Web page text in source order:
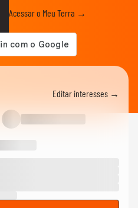
Acessar o Meu Terra →
Editar interesses →